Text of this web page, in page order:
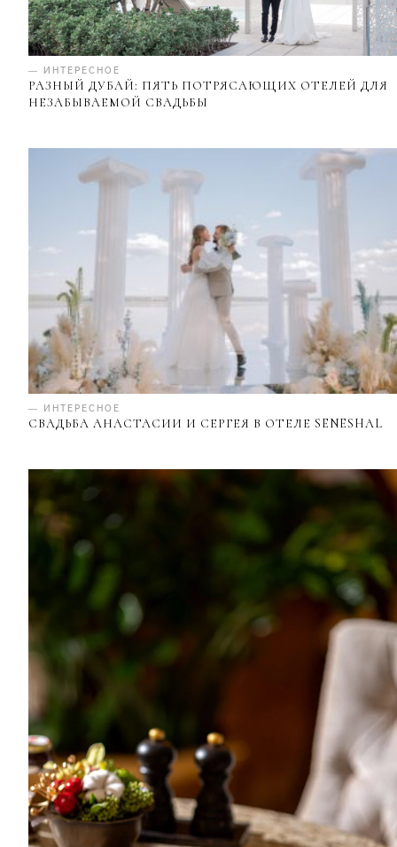
— ИНТЕРЕСНОЕ
РАЗНЫЙ ДУБАЙ: ПЯТЬ ПОТРЯСАЮЩИХ ОТЕЛЕЙ ДЛЯ
НЕЗАБЫВАЕМОЙ СВАДЬБЫ
— ИНТЕРЕСНОЕ
СВАДЬБА АНАСТАСИИ И СЕРГЕЯ В ОТЕЛЕ SENESHAL